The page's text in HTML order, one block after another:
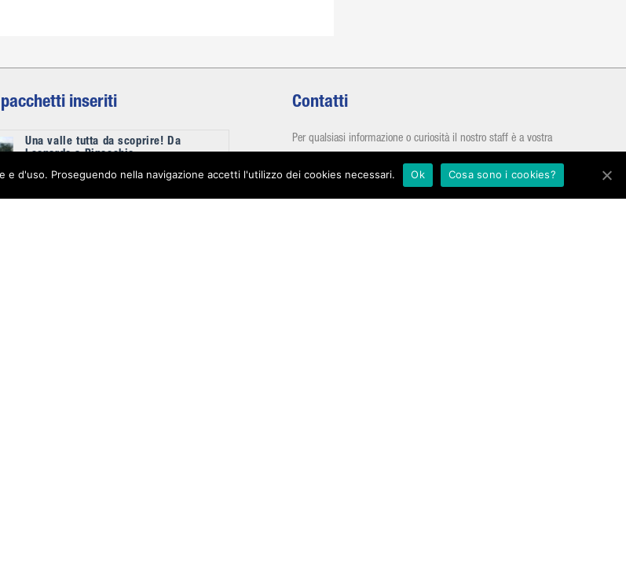
inseriti
Una valle tutta da scoprire! Da
Leonardo a Pinocchio
€0,00 A PERSONA
Contatti
Per qualsiasi informazione o curiosità il nostro staff è a vostra
dal lunedì al sabato
d'uso. Proseguendo nella navigazione accetti l'utilizzo dei cookies necessari. Ok Cosa sono i cookies?